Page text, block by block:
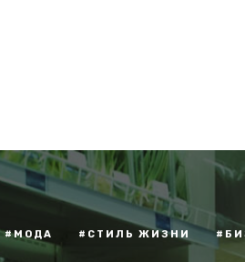
#МОДА #СТИЛЬ ЖИЗНИ